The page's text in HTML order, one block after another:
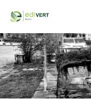
Faucardage par un